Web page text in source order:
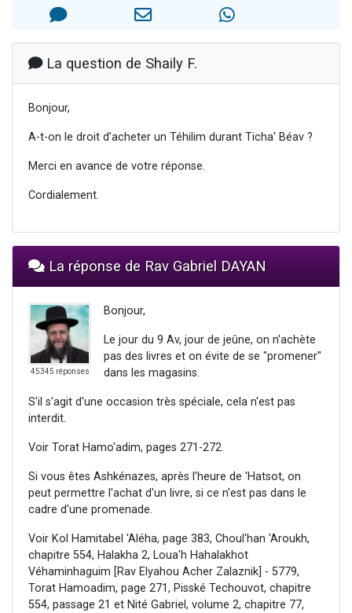
Il reste 49 places pour étudier en groupe sur Zoom
2 nouvelles musiques dans Torah-Box Music
La question de Shaily F.
Bonjour,
A-t-on le droit d’acheter un Téhilim durant Ticha' Béav ?
Merci en avance de votre réponse.
Cordialement.
La réponse de Rav Gabriel DAYAN
45345 réponses
Bonjour,
Le jour du 9 Av, jour de jeûne, on n'achète
pas des livres et on évite de se "promener"
dans les magasins.
S'il s'agit d'une occasion très spéciale, cela n'est pas
interdit.
Voir Torat Hamo'adim, pages 271-272.
Si vous êtes Ashkénazes, après l’heure de 'Hatsot, on
peut permettre l'achat d'un livre, si ce n'est pas dans le
cadre d'une promenade.
Voir Kol Hamitabel 'Aléha, page 383, Choul'han 'Aroukh,
chapitre 554, Halakha 2, Loua'h Hahalakhot
Véhaminhaguim [Rav Elyahou Acher Zalaznik] - 5779,
Torat Hamoadim, page 271, Pisské Techouvot, chapitre
554, passage 21 et Nité Gabriel, volume 2, chapitre 77,